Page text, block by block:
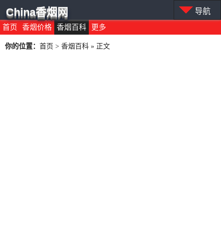
首页 香烟价格 香烟百科 更多
China香烟网 导航
你的位置： 首页 > 香烟百科 » 正文